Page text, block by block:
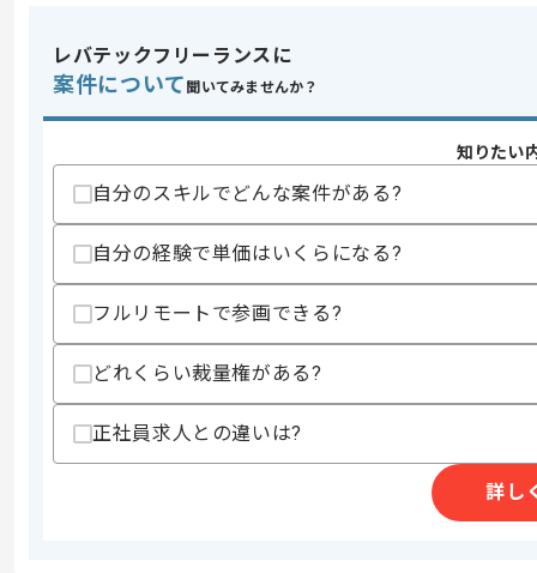
・PHPを用いた実務経験
上記に似た経験やスキルをお持ちであれば申
その他募集要項
商談回数
1回
募集人数
1人
作業開始日
エージェントからのコ
システムソリューション事業等を展開
今回はプログラミングスクール講師案
IT講師としての実務経験を活かしたい
レバテックフリーランスに
案件について 聞いてみませんか？
知りたい
自分のスキルでどんな案件がある?
自分の経験で単価はいくらになる?
フルリモートで参画できる?
どれくらい裁量権がある?
正社員求人との違いは?
詳し